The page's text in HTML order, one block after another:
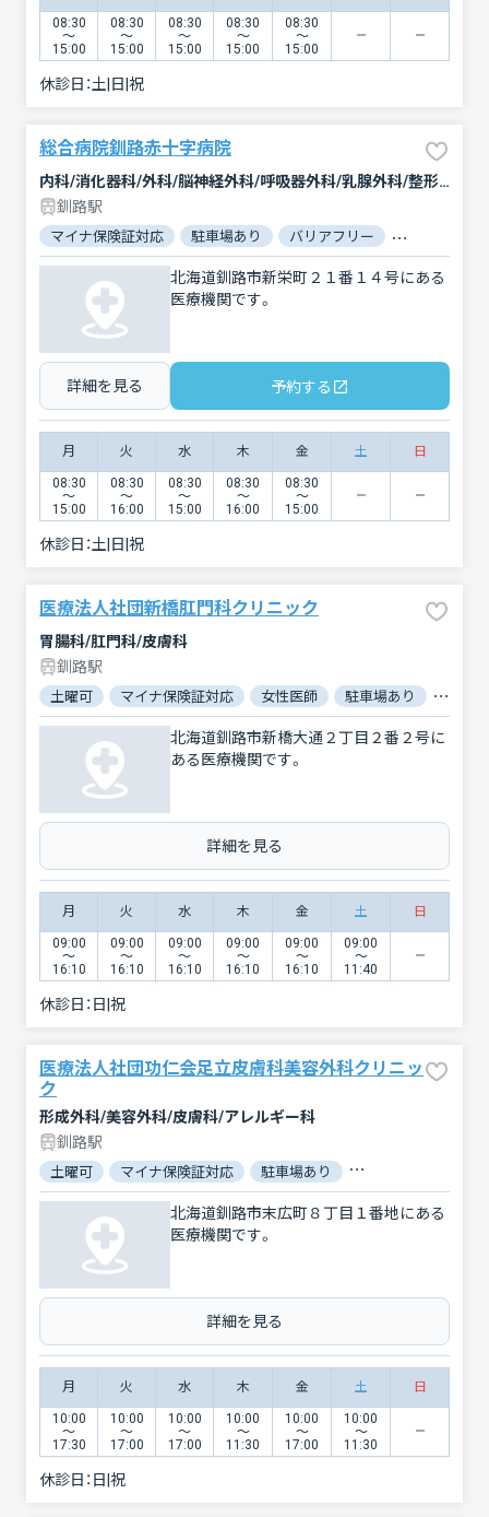
08:30
〜
15:00
08:30
〜
15:00
08:30
〜
15:00
08:30
〜
15:00
08:30
〜
15:00
休診日：土|日|祝
総合病院釧路赤十字病院
内科/消化器科/外科/脳神経外科/呼吸器外科/乳腺外科/整形外科/小児科/小児外科/産婦人科/眼科/耳鼻咽喉科/皮膚科/泌尿器科/精神科・神経科/歯科/矯正歯科/歯科口腔外科/リハビリテーション/放射線科/臨床検査・病理診断/麻酔科
釧路駅
マイナ保険証対応 駐車場あり バリアフリー 対応言語：英
北海道釧路市新栄町２１番１４号にある
医療機関です。
詳細を見る 予約する
月 火 水 木 金 土 日
08:30
〜
15:00
08:30
〜
16:00
08:30
〜
15:00
08:30
〜
16:00
08:30
〜
15:00
休診日：土|日|祝
医療法人社団新橋肛門科クリニック
胃腸科/肛門科/皮膚科
釧路駅
土曜可 マイナ保険証対応 女性医師 駐車場あり 対応言
北海道釧路市新橋大通２丁目２番２号に
ある医療機関です。
詳細を見る
月 火 水 木 金 土 日
09:00
〜
16:10
09:00
〜
16:10
09:00
〜
16:10
09:00
〜
16:10
09:00
〜
16:10
09:00
〜
11:40
休診日： 日|祝
医療法人社団功仁会足立皮膚科美容外科クリニッ
ク
形成外科/美容外科/皮膚科/アレルギー科
釧路駅
土曜可 マイナ保険証対応 駐車場あり バリアフリー
北海道釧路市末広町８丁目１番地にある
医療機関です。
詳細を見る
月 火 水 木 金 土 日
10:00
〜
17:30
10:00
〜
17:00
10:00
〜
17:00
10:00
〜
11:30
10:00
〜
17:00
10:00
〜
11:30
休診日： 日|祝